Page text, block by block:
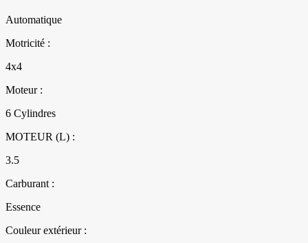
Automatique
Motricité :
4x4
Moteur :
6 Cylindres
MOTEUR (L) :
3.5
Carburant :
Essence
Couleur extérieur :